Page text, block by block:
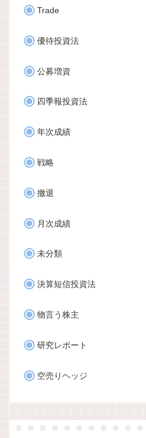
Trade
優待投資法
公募増資
四季報投資法
年次成績
戦略
撤退
月次成績
未分類
決算短信投資法
物言う株主
研究レポート
空売りヘッジ